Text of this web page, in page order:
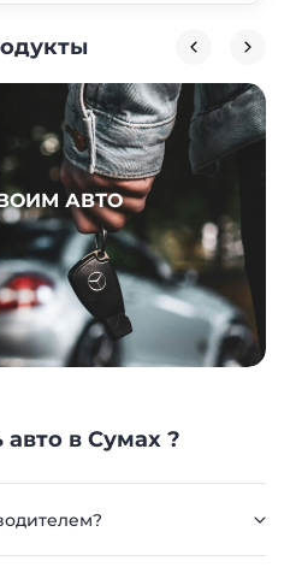
АВТО
авто в Сумах ?